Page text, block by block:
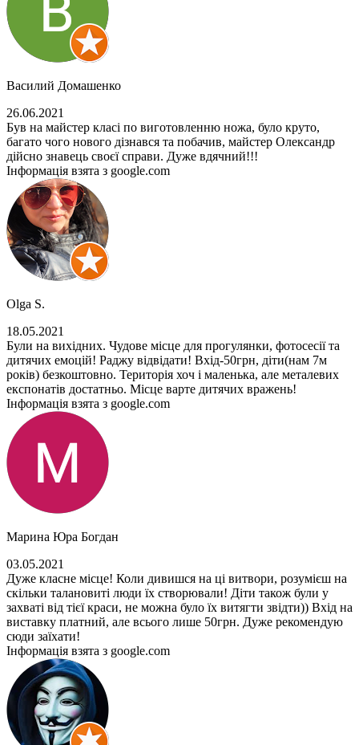
Василий Домашенко
26.06.2021
Був на майстер класі по виготовленню ножа, було круто,
багато чого нового дізнався та побачив, майстер Олександр
дійсно знавець своєї справи. Дуже вдячний!!!
Інформація взята з google.com
Olga S.
18.05.2021
Були на вихідних. Чудове місце для прогулянки, фотосесії та
дитячих емоцій! Раджу відвідати! Вхід-50грн, діти(нам 7м
років) безкоштовно. Територія хоч і маленька, але металевих
експонатів достатньо. Місце варте дитячих вражень!
Інформація взята з google.com
Марина Юра Богдан
03.05.2021
Дуже класне місце! Коли дивишся на ці витвори, розумієш на
скільки талановиті люди їх створювали! Діти також були у
захваті від тієї краси, не можна було їх витягти звідти)) Вхід на
виставку платний, але всього лише 50грн. Дуже рекомендую
сюди заїхати!
Інформація взята з google.com